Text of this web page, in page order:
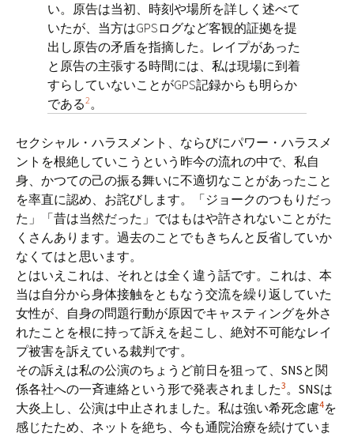
い。原告は当初、時刻や場所を詳しく述べて
いたが、当方はGPSログなど客観的証拠を提
出し原告の矛盾を指摘した。レイプがあった
と原告の主張する時間には、私は現場に到着
すらしていないことがGPS記録からも明らか
である2。
ㅤセクシャル・ハラスメント、ならびにパワー・ハラスメ
ントを根絶していこうという昨今の流れの中で、私自
身、かつての己の振る舞いに不適切なことがあったこと
を率直に認め、お詫びします。「ジョークのつもりだっ
た」「昔は当然だった」ではもはや許されないことがた
くさんあります。過去のことでもきちんと反省していか
なくてはと思います。
ㅤとはいえこれは、それとは全く違う話です。これは、本
当は自分から身体接触をともなう交流を繰り返していた
女性が、自身の問題行動が原因でキャスティングを外さ
れたことを根に持って訴えを起こし、絶対不可能なレイ
プ被害を訴えている裁判です。
ㅤその訴えは私の公演のちょうど前日を狙って、SNSと関
係各社への一斉連絡という形で発表されました3。SNSは
大炎上し、公演は中止されました。私は強い希死念慮4を
感じたため、ネットを絶ち、今も通院治療を続けていま